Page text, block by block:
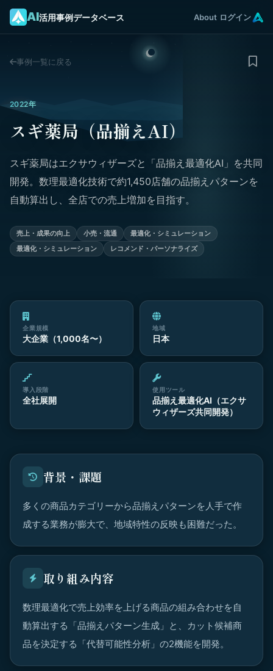
AI活用事例データベース About ログイン
事例一覧に戻る
2022年
スギ薬局（品揃えAI）
スギ薬局はエクサウィザーズと「品揃え最適化AI」を共同
開発。数理最適化技術で約1,450店舗の品揃えパターンを
自動算出し、全店での売上増加を目指す。
売上・成果の向上 小売・流通
最適化・シミュレーション
最適化・シミュレーション
レコメンド・パーソナライズ
企業規模
大企業（1,000名〜）
地域
日本
導入段階
全社展開
使用ツール
品揃え最適化AI（エクサ
ウィザーズ共同開発）
背景・課題
多くの商品カテゴリーから品揃えパターンを人手で作
成する業務が膨大で、地域特性の反映も困難だった。
取り組み内容
数理最適化で売上効率を上げる商品の組み合わせを自
動算出する「品揃えパターン生成」と、カット候補商
品を決定する「代替可能性分析」の2機能を開発。